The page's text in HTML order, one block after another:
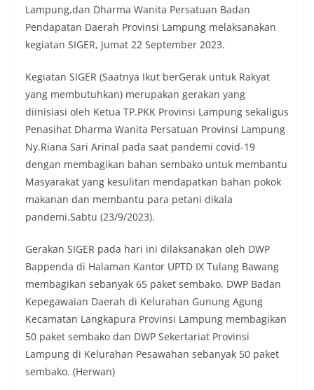
Lampung,dan Dharma Wanita Persatuan Badan
Pendapatan Daerah Provinsi Lampung melaksanakan
kegiatan SIGER, Jumat 22 September 2023.
Kegiatan SIGER (Saatnya Ikut berGerak untuk Rakyat
yang membutuhkan) merupakan gerakan yang
diinisiasi oleh Ketua TP.PKK Provinsi Lampung sekaligus
Penasihat Dharma Wanita Persatuan Provinsi Lampung
Ny.Riana Sari Arinal pada saat pandemi covid-19
dengan membagikan bahan sembako untuk membantu
Masyarakat yang kesulitan mendapatkan bahan pokok
makanan dan membantu para petani dikala
pandemi.Sabtu (23/9/2023).
Gerakan SIGER pada hari ini dilaksanakan oleh DWP
Bappenda di Halaman Kantor UPTD IX Tulang Bawang
membagikan sebanyak 65 paket sembako, DWP Badan
Kepegawaian Daerah di Kelurahan Gunung Agung
Kecamatan Langkapura Provinsi Lampung membagikan
50 paket sembako dan DWP Sekertariat Provinsi
Lampung di Kelurahan Pesawahan sebanyak 50 paket
sembako. (Herwan)